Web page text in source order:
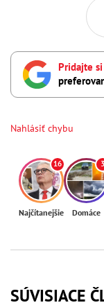
Pridajte si
Nahlásiť chybu
16
Najčítanejšie
3
Domáce
SÚVISIACE